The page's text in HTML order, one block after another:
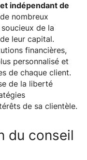
indépendant de
nombreux
de la
leur capital.
financières,
personnalisé et
de chaque client.
de la liberté
de sa clientèle.
du conseil